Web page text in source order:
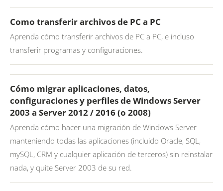
Como transferir archivos de PC a PC
Aprenda cómo transferir archivos de PC a PC, e incluso
transferir programas y configuraciones.
Cómo migrar aplicaciones, datos,
configuraciones y perfiles de Windows Server
2003 a Server 2012 / 2016 (o 2008)
Aprenda cómo hacer una migración de Windows Server
manteniendo todas las aplicaciones (incluido Oracle, SQL,
mySQL, CRM y cualquier aplicación de terceros) sin reinstalar
nada, y quite Server 2003 de su red.